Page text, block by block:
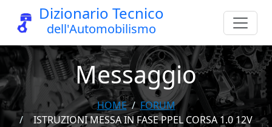
Dizionario Tecnico
dell'Automobilismo
Messaggio
HOME
FORUM
ISTRUZIONI MESSA IN FASE PPEL CORSA 1.0 12V